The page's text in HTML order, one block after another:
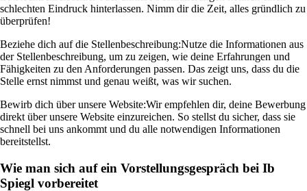
schlechten Eindruck hinterlassen. Nimm dir die Zeit, alles gründlich zu
überprüfen!
Beziehe dich auf die Stellenbeschreibung:Nutze die Informationen aus
der Stellenbeschreibung, um zu zeigen, wie deine Erfahrungen und
Fähigkeiten zu den Anforderungen passen. Das zeigt uns, dass du die
Stelle ernst nimmst und genau weißt, was wir suchen.
Bewirb dich über unsere Website:Wir empfehlen dir, deine Bewerbung
direkt über unsere Website einzureichen. So stellst du sicher, dass sie
schnell bei uns ankommt und du alle notwendigen Informationen
bereitstellst.
Wie man sich auf ein Vorstellungsgespräch bei Ib
Spiegl vorbereitet